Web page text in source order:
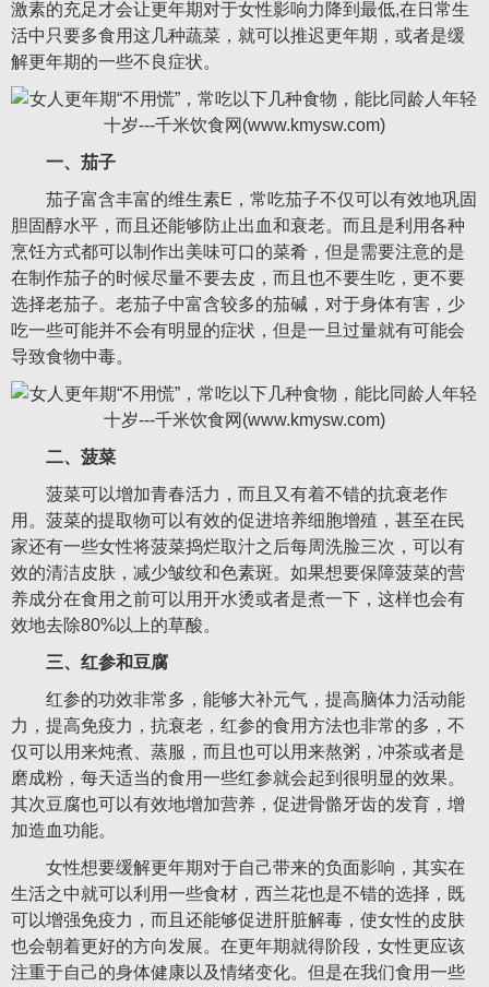
激素的充足才会让更年期对于女性影响力降到最低,在日常生
活中只要多食用这几种蔬菜，就可以推迟更年期，或者是缓
解更年期的一些不良症状。
一、茄子
茄子富含丰富的维生素E，常吃茄子不仅可以有效地巩固
胆固醇水平，而且还能够防止出血和衰老。而且是利用各种
烹饪方式都可以制作出美味可口的菜肴，但是需要注意的是
在制作茄子的时候尽量不要去皮，而且也不要生吃，更不要
选择老茄子。老茄子中富含较多的茄碱，对于身体有害，少
吃一些可能并不会有明显的症状，但是一旦过量就有可能会
导致食物中毒。
二、菠菜
菠菜可以增加青春活力，而且又有着不错的抗衰老作
用。菠菜的提取物可以有效的促进培养细胞增殖，甚至在民
家还有一些女性将菠菜捣烂取汁之后每周洗脸三次，可以有
效的清洁皮肤，减少皱纹和色素斑。如果想要保障菠菜的营
养成分在食用之前可以用开水烫或者是煮一下，这样也会有
效地去除80%以上的草酸。
三、红参和豆腐
红参的功效非常多，能够大补元气，提高脑体力活动能
力，提高免疫力，抗衰老，红参的食用方法也非常的多，不
仅可以用来炖煮、蒸服，而且也可以用来熬粥，冲茶或者是
磨成粉，每天适当的食用一些红参就会起到很明显的效果。
其次豆腐也可以有效地增加营养，促进骨骼牙齿的发育，增
加造血功能。
女性想要缓解更年期对于自己带来的负面影响，其实在
生活之中就可以利用一些食材，西兰花也是不错的选择，既
可以增强免疫力，而且还能够促进肝脏解毒，使女性的皮肤
也会朝着更好的方向发展。在更年期就得阶段，女性更应该
注重于自己的身体健康以及情绪变化。但是在我们食用一些